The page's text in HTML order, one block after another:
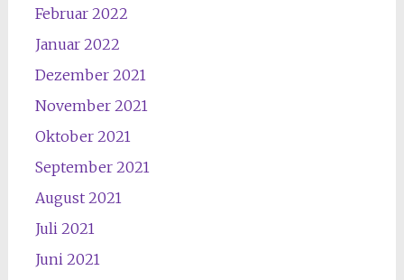
Februar 2022
Januar 2022
Dezember 2021
November 2021
Oktober 2021
September 2021
August 2021
Juli 2021
Juni 2021